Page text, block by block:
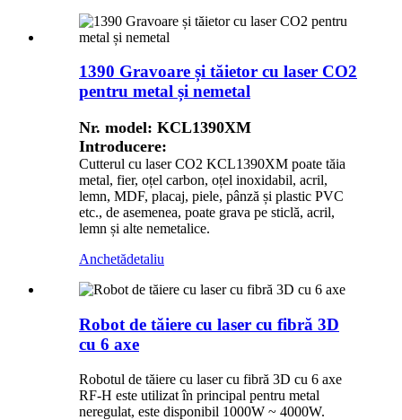
1390 Gravoare și tăietor cu laser CO2
pentru metal și nemetal
Nr. model: KCL1390XM
Introducere:
Cutterul cu laser CO2 KCL1390XM poate tăia
metal, fier, oțel carbon, oțel inoxidabil, acril,
lemn, MDF, placaj, piele, pânză și plastic PVC
etc., de asemenea, poate grava pe sticlă, acril,
lemn și alte nemetalice.
Anchetădetaliu
Robot de tăiere cu laser cu fibră 3D
cu 6 axe
Robotul de tăiere cu laser cu fibră 3D cu 6 axe
RF-H este utilizat în principal pentru metal
neregulat, este disponibil 1000W ~ 4000W.